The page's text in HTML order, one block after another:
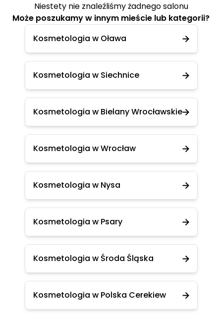
Niestety nie znaleźliśmy żadnego salonu
Może poszukamy w innym mieście lub kategorii?
Kosmetologia w Oława
Kosmetologia w Siechnice
Kosmetologia w Bielany Wrocławskie
Kosmetologia w Wrocław
Kosmetologia w Nysa
Kosmetologia w Psary
Kosmetologia w Środa Śląska
Kosmetologia w Polska Cerekiew